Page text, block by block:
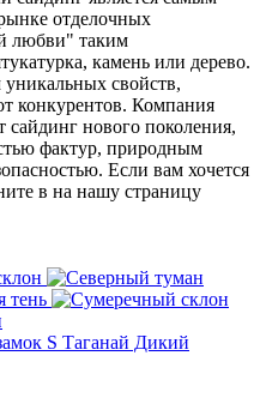
отделочных
любви" таким
камень или дерево.
свойств,
конкурентов. Компания
нового поколения,
фактур, природным
Если вам хочется
в на нашу страницу